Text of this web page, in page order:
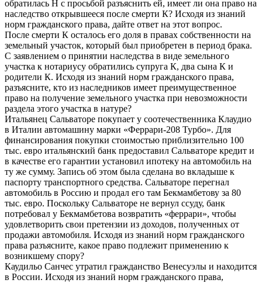
обратилась Н с просьбой разъяснить ей, имеет ли она право на
наследство открывшееся после смерти К? Исходя из знаний
норм гражданского права, дайте ответ на этот вопрос.
После смерти К осталось его доля в правах собственности на
земельный участок, который был приобретен в период брака.
С заявлением о принятии наследства в виде земельного
участка к нотариусу обратились супруга К, два сына К и
родители К. Исходя из знаний норм гражданского права,
разъясните, кто из наследников имеет преимущественное
право на получение земельного участка при невозможности
раздела этого участка в натуре?
Итальянец Сальваторе покупает у соотечественника Клаудио
в Италии автомашину марки «Феррари-208 Турбо». Для
финансирования покупки стоимостью приблизительно 100
тыс. евро итальянский банк предоставил Сальваторе кредит и
в качестве его гарантии установил ипотеку на автомобиль на
ту же сумму. Запись об этом была сделана во вкладыше к
паспорту транспортного средства. Сальваторе перегнал
автомобиль в Россию и продал его там Бекмамбетову за 80
тыс. евро. Поскольку Сальваторе не вернул ссуду, банк
потребовал у Бекмамбетова возвратить «феррари», чтобы
удовлетворить свои претензии из доходов, полученных от
продажи автомобиля. Исходя из знаний норм гражданского
права разъясните, какое право подлежит применению к
возникшему спору?
Каудильо Санчес утратил гражданство Венесуэлы и находится
в России. Исходя из знаний норм гражданского права,